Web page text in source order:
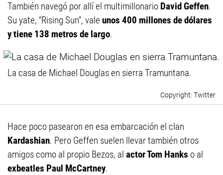
También navegó por allí el multimillonario David Geffen.
Su yate, “Rising Sun”, vale unos 400 millones de dólares
y tiene 138 metros de largo.
La casa de Michael Douglas en sierra Tramuntana.
Twitter
Hace poco pasearon en esa embarcación el clan
Kardashian. Pero Geffen suelen llevar también otros
amigos como al propio Bezos, al actor Tom Hanks o al
exbeatles Paul McCartney.